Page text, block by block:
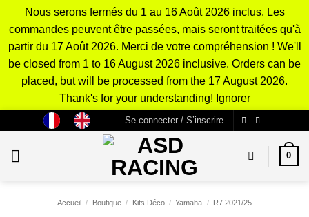
Nous serons fermés du 1 au 16 Août 2026 inclus. Les
commandes peuvent être passées, mais seront traitées qu'à
partir du 17 Août 2026. Merci de votre compréhension ! We'll
be closed from 1 to 16 August 2026 inclusive. Orders can be
placed, but will be processed from the 17 August 2026.
Thank's for your understanding! Ignorer
contenu
Se connecter / S’inscrire
0
Accueil / Boutique / Kits Déco / Yamaha / R7 2021/25